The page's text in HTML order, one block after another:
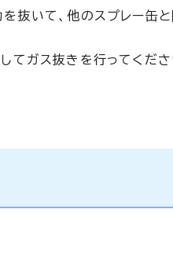
抜いて、他のスプレー缶
てガス抜きを行ってくださ